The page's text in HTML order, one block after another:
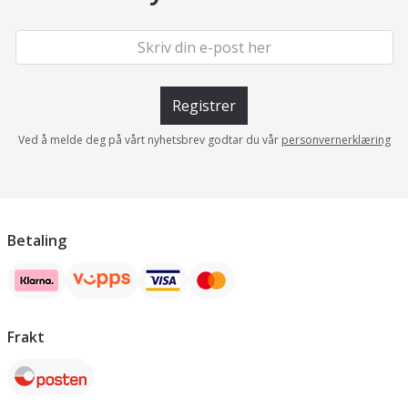
Registrer
Ved å melde deg på vårt nyhetsbrev godtar du vår personvernerklæring
Betaling
Frakt